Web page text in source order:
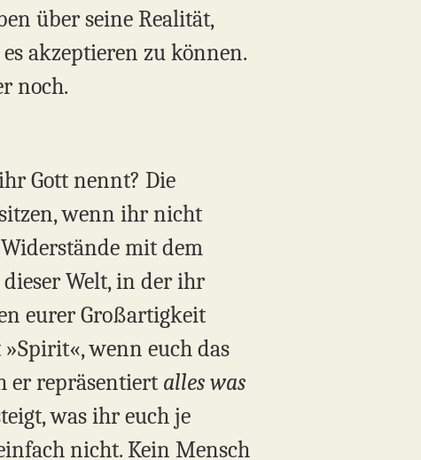
über seine Realität,
akzeptieren zu können.
noch.
Gott nennt? Die
wenn ihr nicht
mit dem
Welt, in der ihr
eurer Großartigkeit
wenn euch das
er repräsentiert alles was
was ihr euch je
nicht. Kein Mensch